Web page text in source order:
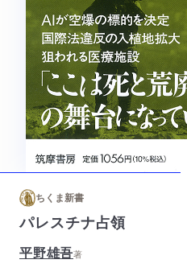
ちくま新書
パレスチナ占領
平野雄吾著